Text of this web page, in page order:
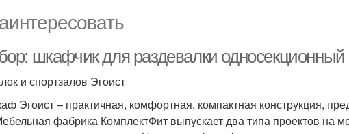
шкафчик для раздевалки односекционный
и спортзалов Эгоист
Эгоист – практичная, комфортная, компактная конструкция,
фабрика КомплектФит выпускает два типа проектов на